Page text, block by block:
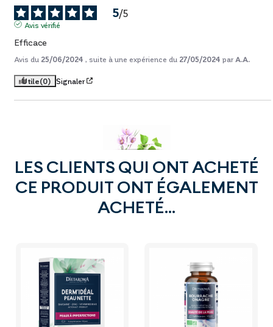
5/5
Avis vérifié
Efficace
Avis du 25/06/2024 , suite à une expérience du 27/05/2024 par A.A.
Utile(0) Signaler
LES CLIENTS QUI ONT ACHETÉ
CE PRODUIT ONT ÉGALEMENT
ACHETÉ...